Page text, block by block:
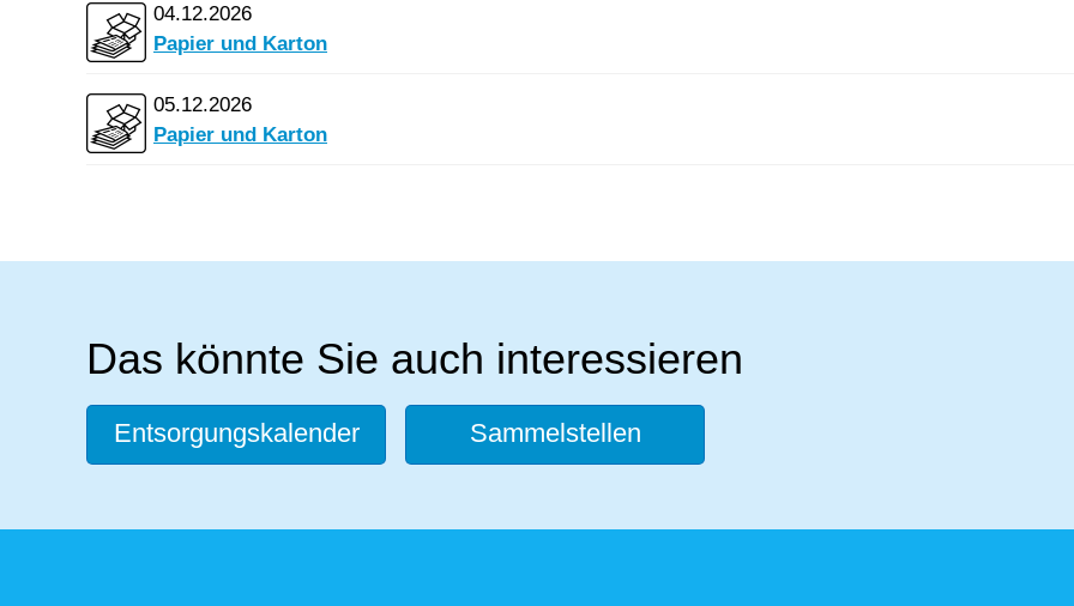
04.12.2026
Papier und Karton
05.12.2026
Papier und Karton
Das könnte Sie auch interessieren
Entsorgungskalender Sammelstellen